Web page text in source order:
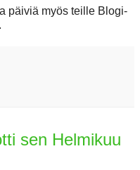
päiviä myös teille Blogi-
sen Helmikuu